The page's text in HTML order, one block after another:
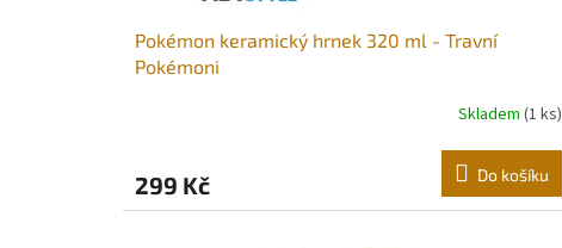
Pokémon keramický hrnek 320 ml - Travní
Pokémoni
Skladem(1 ks)
299 Kč Do košíku